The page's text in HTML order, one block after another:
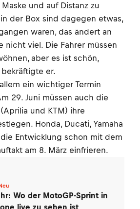
und auf Distanz zu
der Box sind dagegen etwas,
waren, das ändert an
nicht viel. Die Fahrer müssen
aber es ist schön,
er.
ein wichtiger Termin
29. Juni müssen auch die
und KTM) ihre
Honda, Ducati, Yamaha
Entwicklung schon mit dem
am 8. März einfrieren.
Wo der MotoGP-Sprint in
live zu sehen ist